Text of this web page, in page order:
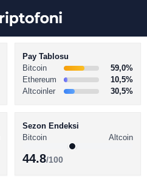
Pay Tablosu
Bitcoin
59,0%
Ethereum
10,5%
Altcoinler
30,5%
Sezon Endeksi
Bitcoin
Altcoin
44.8/100